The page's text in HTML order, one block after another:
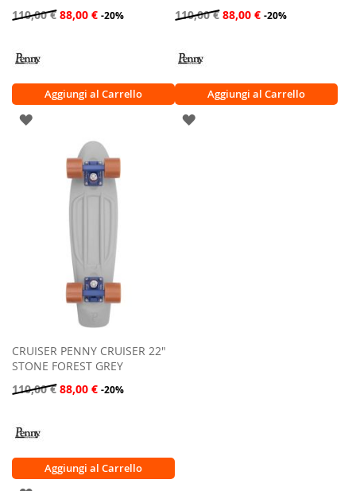
110,00 € 88,00 € -20%
Aggiungi al Carrello
AGGIUNGI
DESIDERI
110,00 € 88,00 € -20%
Aggiungi al Carrello
AGGIUNGI
CRUISER PENNY CRUISER 22"
STONE FOREST GREY
110,00 € 88,00 € -20%
Aggiungi al Carrello